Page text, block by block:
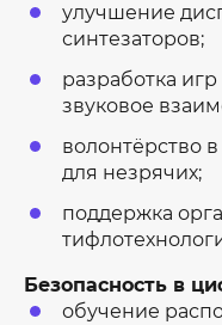
улучшение
синтезаторов;
разработка
звуковое
волонтёрство
для незрячих;
поддержка
Безопасность в
обучение